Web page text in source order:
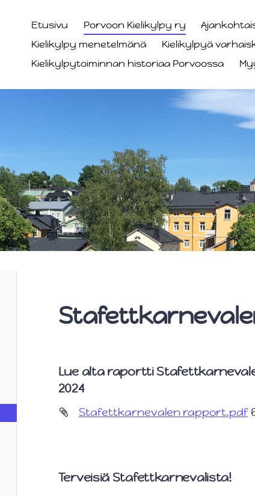
Etusivu Porvoon Kielikylpy ry
Kielikylpy menetelmänä
Kielikylpyä
Kielikylpytoiminnan historiaa Porvoossa
Lue alta raportti
2024
Stafettkarnevalen rapport.pdf
Terveisiä Stafettkarnevalista!